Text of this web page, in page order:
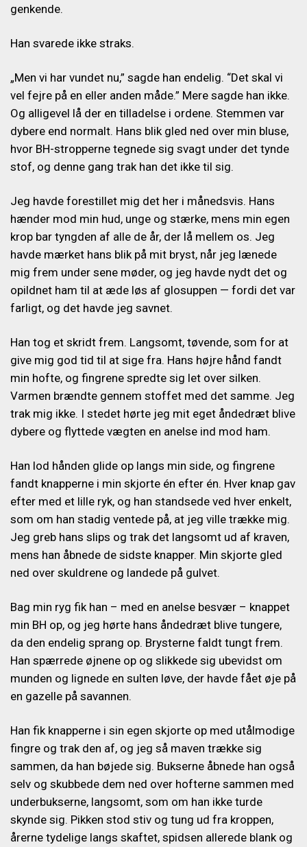
genkende.
Han svarede ikke straks.
„Men vi har vundet nu,” sagde han endelig. “Det skal vi
vel fejre på en eller anden måde.” Mere sagde han ikke.
Og alligevel lå der en tilladelse i ordene. Stemmen var
dybere end normalt. Hans blik gled ned over min bluse,
hvor BH-stropperne tegnede sig svagt under det tynde
stof, og denne gang trak han det ikke til sig.
Jeg havde forestillet mig det her i månedsvis. Hans
hænder mod min hud, unge og stærke, mens min egen
krop bar tyngden af alle de år, der lå mellem os. Jeg
havde mærket hans blik på mit bryst, når jeg lænede
mig frem under sene møder, og jeg havde nydt det og
opildnet ham til at æde løs af glosuppen — fordi det var
farligt, og det havde jeg savnet.
Han tog et skridt frem. Langsomt, tøvende, som for at
give mig god tid til at sige fra. Hans højre hånd fandt
min hofte, og fingrene spredte sig let over silken.
Varmen brændte gennem stoffet med det samme. Jeg
trak mig ikke. I stedet hørte jeg mit eget åndedræt blive
dybere og flyttede vægten en anelse ind mod ham.
Han lod hånden glide op langs min side, og fingrene
fandt knapperne i min skjorte én efter én. Hver knap gav
efter med et lille ryk, og han standsede ved hver enkelt,
som om han stadig ventede på, at jeg ville trække mig.
Jeg greb hans slips og trak det langsomt ud af kraven,
mens han åbnede de sidste knapper. Min skjorte gled
ned over skuldrene og landede på gulvet.
Bag min ryg fik han – med en anelse besvær – knappet
min BH op, og jeg hørte hans åndedræt blive tungere,
da den endelig sprang op. Brysterne faldt tungt frem.
Han spærrede øjnene op og slikkede sig ubevidst om
munden og lignede en sulten løve, der havde fået øje på
en gazelle på savannen.
Han fik knapperne i sin egen skjorte op med utålmodige
fingre og trak den af, og jeg så maven trække sig
sammen, da han bøjede sig. Bukserne åbnede han også
selv og skubbede dem ned over hofterne sammen med
underbukserne, langsomt, som om han ikke turde
skynde sig. Pikken stod stiv og tung ud fra kroppen,
årerne tydelige langs skaftet, spidsen allerede blank og